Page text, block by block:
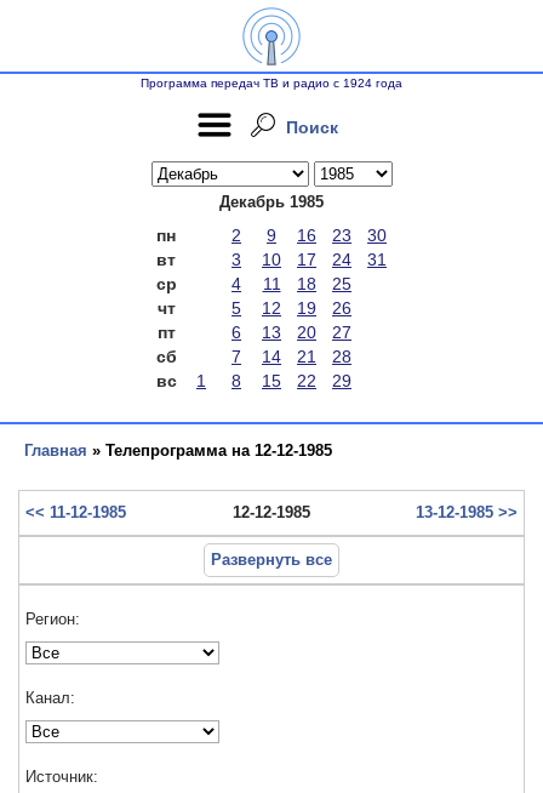
Программа передач ТВ и радио с 1924 года
Поиск
Декабрь 1985
пн 2 9 16 23
30
вт
3 10 17 24
31
ср
4 11 18
25
чт
5 12 19
26
пт
6 13 20
27
сб
7 14 21
28
вс
1 8 15 22 29
Главная » Телепрограмма на 12-12-1985
<< 11-12-1985 12-12-1985 13-12-1985 >>
Развернуть все
Регион:
Канал:
Источник: